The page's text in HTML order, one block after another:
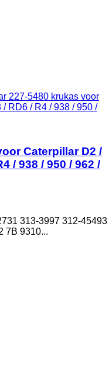
227-5480 krukas voor
RD6 / R4 / 938 / 950 /
Caterpillar D2 /
/ 938 / 950 / 962 /
313-3997 312-45493
7B 9310...